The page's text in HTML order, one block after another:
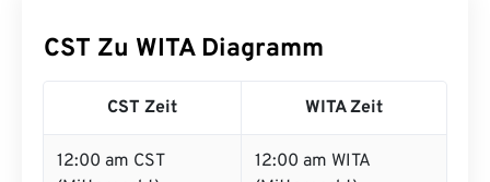
CST Zu WITA Diagramm
CST Zeit WITA Zeit
12:00 am CST
12:00 am WITA